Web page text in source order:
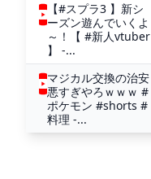
【#スプラ3 】新シ
ーズン遊んでいくよ
～！【 #新人vtuber
】 -...
マジカル交換の治安
悪すぎやろｗｗｗ #
ポケモン #shorts #
料理 -...